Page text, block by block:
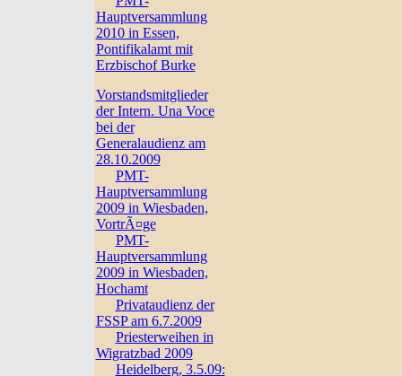
Hauptversammlung
2010 in Essen,
Pontifikalamt mit
Erzbischof Burke
Vorstandsmitglieder
der Intern. Una Voce
bei der
Generalaudienz am
28.10.2009
PMT-
Hauptversammlung
2009 in Wiesbaden,
VortrÃ¤ge
PMT-
Hauptversammlung
2009 in Wiesbaden,
Hochamt
Privataudienz der
FSSP am 6.7.2009
Priesterweihen in
Wigratzbad 2009
Heidelberg, 3.5.09: